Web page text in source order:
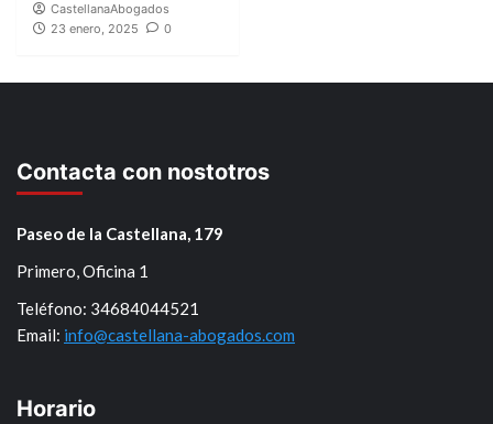
CastellanaAbogados
23 enero, 2025
0
Contacta con nostotros
Paseo de la Castellana, 179
Primero, Oficina 1
Teléfono: 34684044521
Email: info@castellana-abogados.com
Horario